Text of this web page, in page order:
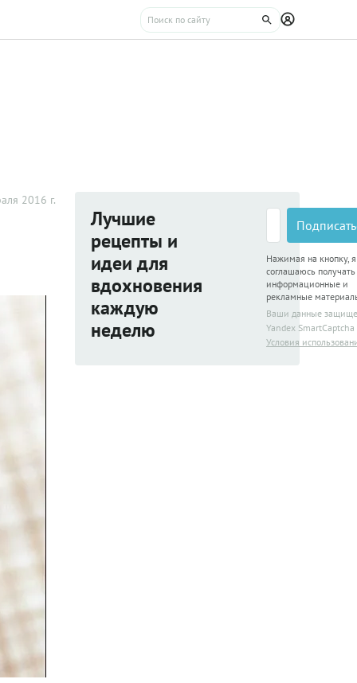
2016 г.
Лучшие
рецепты и
идеи для
вдохновения
каждую
неделю
Нажимая на кнопку, я
соглашаюсь получать
информационные и
рекламные
Ваши данные
Yandex SmartCaptcha
Условия